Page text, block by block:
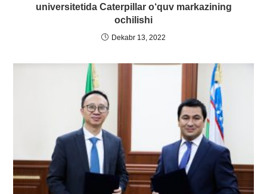
universitetida Caterpillar o‘quv markazining
ochilishi
Dekabr 13, 2022